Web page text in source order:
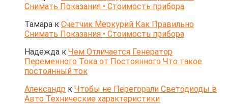
Снимать Показания • Стоимость прибора
Тамара к Счетчик Меркурий Как Правильно
Снимать Показания • Стоимость прибора
Надежда к Чем Отличается Генератор
Переменного Тока от Постоянного Что такое
постоянный ток
Александр к Чтобы не Перегорали Светодиоды в
Авто Технические характеристики